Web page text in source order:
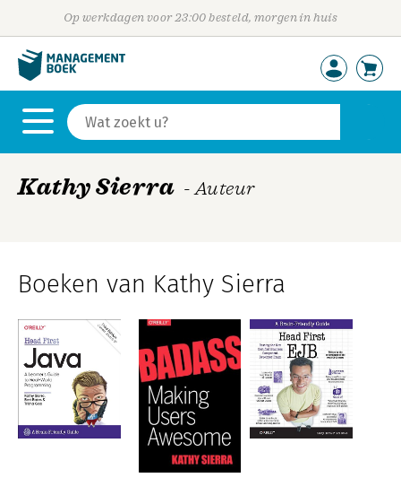
Op werkdagen voor 23:00 besteld, morgen in huis
Kathy Sierra - Auteur
Boeken van Kathy Sierra